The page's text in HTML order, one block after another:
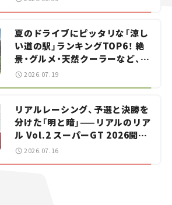
夏のドライブにピッタリな「涼し
い道の駅」ランキングTOP6！ 絶
景・グルメ・天然クーラーなど、避
暑におすすめのスポットを紹介
2026.07.19
リアルレーシング、予選と決勝を
分けた「明と暗」——リアルのリア
ル Vol.2 スーパーGT 2026開幕
戦 岡山国際サーキット
2026.07.16